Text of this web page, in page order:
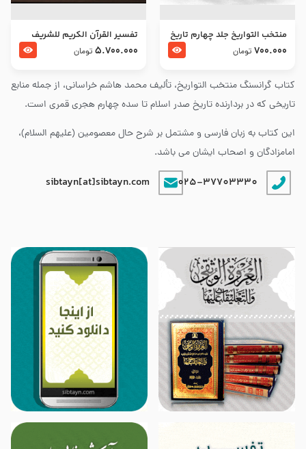
کتاب گرانسنگ منتخب التواريخ، تألیف محمد هاشم خراسانی، از جمله منابع
تاریخی که در بردارنده تاریخ صدر اسلام تا سده چهارم هجری قمری است.
این کتاب به زبان فارسی و مشتمل بر شرح حال معصومین (علیهم السلام)،
امامزادگان و اصحاب ایشان می باشد.
025-37703330
sibtayn[at]sibtayn.com
منتخب التواریخ جلد چهارم تاریخ
امام زین العابدین و امام محمد
700.000 تومان
تفسير القرآن الكريم للشريف
المرتضي قدس سرّه
5.700.000 تومان